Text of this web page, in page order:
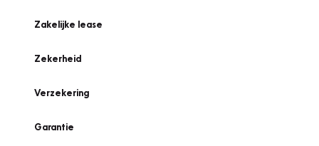
Zakelijke lease
Zekerheid
Verzekering
Garantie